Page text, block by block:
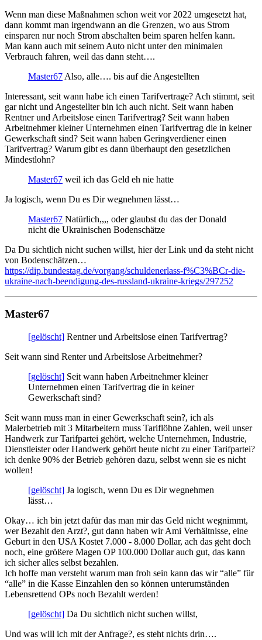
Wenn man diese Maßnahmen schon weit vor 2022 umgesetzt hat,
dann kommt man irgendwann an die Grenzen, wo aus Strom
einsparen nur noch Strom abschalten beim sparen helfen kann.
Man kann auch mit seinem Auto nicht unter den minimalen
Verbrauch fahren, weil das dann steht….
Master67 Also, alle…. bis auf die Angestellten
Interessant, seit wann habe ich einen Tarifvertrage? Ach stimmt, seit
gar nicht und Angestellter bin ich auch nicht. Seit wann haben
Rentner und Arbeitslose einen Tarifvertrag? Seit wann haben
Arbeitnehmer kleiner Unternehmen einen Tarifvertrag die in keiner
Gewerkschaft sind? Seit wann haben Geringverdiener einen
Tarifvertrag? Warum gibt es dann überhaupt den gesetzlichen
Mindestlohn?
Master67 weil ich das Geld eh nie hatte
Ja logisch, wenn Du es Dir wegnehmen lässt…
Master67 Natürlich,,,, oder glaubst du das der Donald
nicht die Ukrainischen Bodenschätze
Da Du sichtlich nicht suchen willst, hier der Link und da steht nicht
von Bodenschätzen…
https://dip.bundestag.de/vorgang/schuldenerlass-f%C3%BCr-die-
ukraine-nach-beendigung-des-russland-ukraine-kriegs/297252
Master67
[gelöscht] Rentner und Arbeitslose einen Tarifvertrag?
Seit wann sind Renter und Arbeitslose Arbeitnehmer?
[gelöscht] Seit wann haben Arbeitnehmer kleiner
Unternehmen einen Tarifvertrag die in keiner
Gewerkschaft sind?
Seit wann muss man in einer Gewerkschaft sein?, ich als
Malerbetrieb mit 3 Mitarbeitern muss Tariflöhne Zahlen, weil unser
Handwerk zur Tarifpartei gehört, welche Unternehmen, Industrie,
Dienstleister oder Handwerk gehört heute nicht zu einer Tarifpartei?
ich denke 90% der Betrieb gehören dazu, selbst wenn sie es nicht
wollen!
[gelöscht] Ja logisch, wenn Du es Dir wegnehmen
lässt…
Okay… ich bin jetzt dafür das man mir das Geld nicht wegnimmt,
wer Bezahlt den Arzt?, gut dann haben wir Ami Verhältnisse, eine
Geburt in den USA Kostet 7.000 - 8.000 Dollar, ach das geht doch
noch, eine größere Magen OP 100.000 Dollar auch gut, das kann
ich sicher alles selbst bezahlen.
Ich hoffe man versteht warum man froh sein kann das wir “alle” für
“alle” in die Kasse Einzahlen den so können unterumständen
Lebensrettend OPs noch Bezahlt werden!
[gelöscht] Da Du sichtlich nicht suchen willst,
Und was will ich mit der Anfrage?, es steht nichts drin….